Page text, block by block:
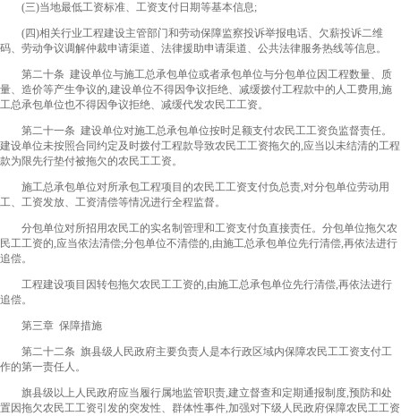
(三)当地最低工资标准、工资支付日期等基本信息;
(四)相关行业工程建设主管部门和劳动保障监察投诉举报电话、欠薪投诉二维
码、劳动争议调解仲裁申请渠道、法律援助申请渠道、公共法律服务热线等信息。
第二十条 建设单位与施工总承包单位或者承包单位与分包单位因工程数量、质
量、造价等产生争议的,建设单位不得因争议拒绝、减缓拨付工程款中的人工费用,施
工总承包单位也不得因争议拒绝、减缓代发农民工工资。
第二十一条 建设单位对施工总承包单位按时足额支付农民工工资负监督责任。
建设单位未按照合同约定及时拨付工程款导致农民工工资拖欠的,应当以未结清的工程
款为限先行垫付被拖欠的农民工工资。
施工总承包单位对所承包工程项目的农民工工资支付负总责,对分包单位劳动用
工、工资发放、工资清偿等情况进行全程监督。
分包单位对所招用农民工的实名制管理和工资支付负直接责任。分包单位拖欠农
民工工资的,应当依法清偿;分包单位不清偿的,由施工总承包单位先行清偿,再依法进行
追偿。
工程建设项目因转包拖欠农民工工资的,由施工总承包单位先行清偿,再依法进行
追偿。
第三章 保障措施
第二十二条 旗县级人民政府主要负责人是本行政区域内保障农民工工资支付工
作的第一责任人。
旗县级以上人民政府应当履行属地监管职责,建立督查和定期通报制度,预防和处
置因拖欠农民工工资引发的突发性、群体性事件,加强对下级人民政府保障农民工工资